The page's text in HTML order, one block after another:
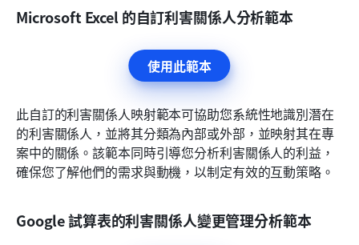
Microsoft Excel 的自訂利害關係人分析範本
使用此範本
此自訂的利害關係人映射範本可協助您系統性地識別潛在
的利害關係人，並將其分類為內部或外部，並映射其在專
案中的關係。該範本同時引導您分析利害關係人的利益，
確保您了解他們的需求與動機，以制定有效的互動策略。
Google 試算表的利害關係人變更管理分析範本